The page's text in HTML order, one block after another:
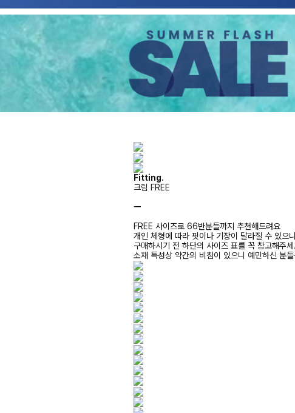
Fitting.
크림 FREE
ㅡ
FREE 사이즈로 66반분들까지 추천해드려요
개인 체형에 따라 핏이나 기장이 달라질 수 있으니
구매하시기 전 하단의 사이즈 표를 꼭 참고해주
소재 특성상 약간의 비침이 있으니 예민하신 분